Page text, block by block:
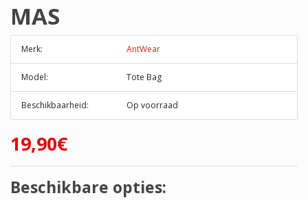
MAS
Merk: AntWear
Model: Tote Bag
Beschikbaarheid: Op voorraad
19,90€
Beschikbare opties: